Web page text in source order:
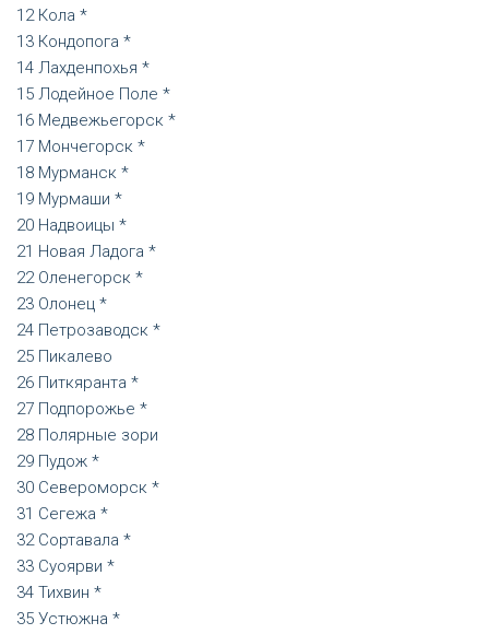
Кола *
Кондопога *
Лахденпохья *
Лодейное Поле *
Медвежьегорск *
Мончегорск *
Мурманск *
Мурмаши *
Надвоицы *
Новая Ладога *
Оленегорск *
Олонец *
Петрозаводск *
Пикалево
Питкяранта *
Подпорожье *
Полярные зори
Пудож *
Североморск *
Сегежа *
Сортавала *
Суоярви *
Тихвин *
Устюжна *